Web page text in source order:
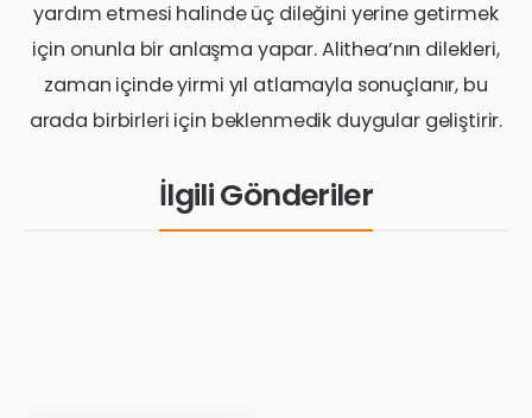
yardım etmesi halinde üç dileğini yerine getirmek
için onunla bir anlaşma yapar. Alithea’nın dilekleri,
zaman içinde yirmi yıl atlamayla sonuçlanır, bu
arada birbirleri için beklenmedik duygular geliştirir.
İlgili Gönderiler